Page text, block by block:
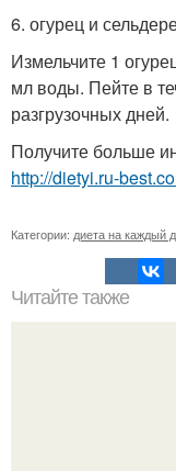
6. огурец и
Измельчите 1
мл воды. Пейте в
разгрузочных дней.
Получите больше
http://dietyi.ru-
Категории: диета на каждый
Читайте также